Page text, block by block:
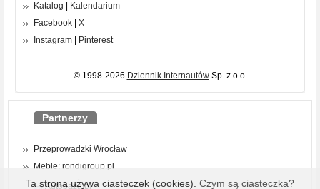
Katalog
Kalendarium
Facebook
X
Instagram
Pinterest
© 1998-2026 Dziennik InternautówSp. z o.o.
Partnerzy
Przeprowadzki Wrocław
Meble: rondigroup.pl
Ta strona używa ciasteczek (cookies). Czym są ciasteczka?